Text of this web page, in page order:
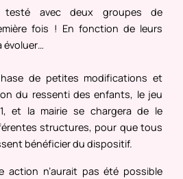
avec deux groupes de
fois ! En fonction de leurs
évoluer…
de petites modifications et
du ressenti des enfants, le jeu
et la mairie se chargera de le
structures, pour que tous
bénéficier du dispositif.
action n’aurait pas été possible